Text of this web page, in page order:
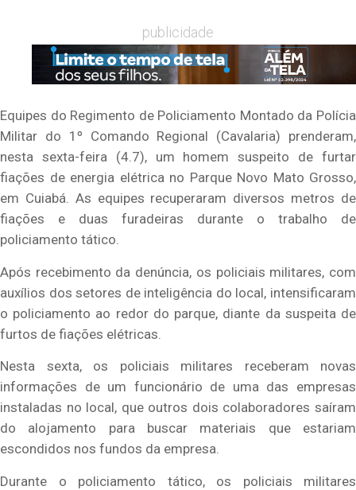
publicidade
Equipes do Regimento de Policiamento Montado da Polícia
Militar do 1º Comando Regional (Cavalaria) prenderam,
nesta sexta-feira (4.7), um homem suspeito de furtar
fiações de energia elétrica no Parque Novo Mato Grosso,
em Cuiabá. As equipes recuperaram diversos metros de
fiações e duas furadeiras durante o trabalho de
policiamento tático.
Após recebimento da denúncia, os policiais militares, com
auxílios dos setores de inteligência do local, intensificaram
o policiamento ao redor do parque, diante da suspeita de
furtos de fiações elétricas.
Nesta sexta, os policiais militares receberam novas
informações de um funcionário de uma das empresas
instaladas no local, que outros dois colaboradores saíram
do alojamento para buscar materiais que estariam
escondidos nos fundos da empresa.
Durante o policiamento tático, os policiais militares